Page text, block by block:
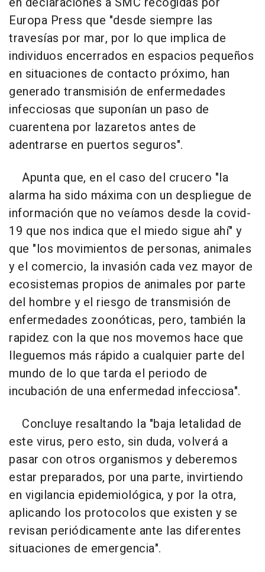
Europa Press que "desde siempre las
travesías por mar, por lo que implica de
individuos encerrados en espacios pequeños
en situaciones de contacto próximo, han
generado transmisión de enfermedades
infecciosas que suponían un paso de
cuarentena por lazaretos antes de
adentrarse en puertos seguros".
Apunta que, en el caso del crucero "la
alarma ha sido máxima con un despliegue de
información que no veíamos desde la covid-
19 que nos indica que el miedo sigue ahí" y
que "los movimientos de personas, animales
y el comercio, la invasión cada vez mayor de
ecosistemas propios de animales por parte
del hombre y el riesgo de transmisión de
enfermedades zoonóticas, pero, también la
rapidez con la que nos movemos hace que
lleguemos más rápido a cualquier parte del
mundo de lo que tarda el periodo de
incubación de una enfermedad infecciosa".
Concluye resaltando la "baja letalidad de
este virus, pero esto, sin duda, volverá a
pasar con otros organismos y deberemos
estar preparados, por una parte, invirtiendo
en vigilancia epidemiológica, y por la otra,
aplicando los protocolos que existen y se
revisan periódicamente ante las diferentes
situaciones de emergencia".